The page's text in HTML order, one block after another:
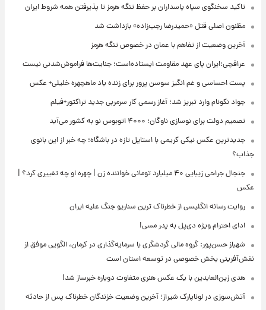
تاکید سخنگوی سپاه پاسداران بر حفظ تنگه هرمز تا پذیرفتن همه شروط ایران
مظنون اصلی قتل «حمیدرضا رجب‌زاده» بازداشت شد
آخرین وضعیت از تفاهم با عمان در خصوص تنگه هرمز
عراقچی:ایران پای عهد مقاومت ایستاده‌است؛ جنایت‌ها فراموش‌شدنی نیست
پست احساسی و غم انگیز سوسن پرور برای زنده یاد ماهچهره خلیلی+ عکس
جواد نکونام وارد تبریز شد؛ آغاز رسمی کار سرمربی جدید تراکتور+فیلم
تصمیم دولت برای نوسازی ناوگان؛ ۴۰۰۰ اتوبوس نو به کشور می‌آید
جدیدترین عکس نیکی کریمی با استایل تازه در باشگاه؛ چه خبر از این بانوی
جذاب؟
جنجال جراحی زیبایی ۴۰ میلیارد تومانی خواننده زن | چهره او چه تغییری کرد؟ |
عکس
روایت رسانه انگلیسی از خطرناک ترین سناریو جنگ علیه ایران
ادای احترام ویژه دی‌پل به پدر مسی!
شهباز حسن‌پور: گروه مالی گردشگری با سرمایه‌گذاری در کرمان، الگویی موفق از
نقش‌آفرینی بخش خصوصی در توسعه استان است
هدی زین‌العابدین با یک عکس هنری متفاوت دوباره خبرساز شد!
آتش‌سوزی در لوناپارک شیراز؛ آخرین وضعیت خزندگان خطرناک پس از حادثه